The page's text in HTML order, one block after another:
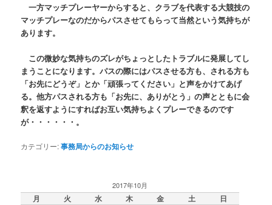
一方マッチプレーヤーからすると、クラブを代表する大競技の
マッチプレーなのだからパスさせてもらって当然という気持ちが
あります。
この微妙な気持ちのズレがちょっとしたトラブルに発展してし
まうことになります。パスの際にはパスさせる方も、される方も
「お先にどうぞ」とか「頑張ってください」と声をかけてあげ
る。他方パスされる方も「お先に、ありがとう」の声とともに会
釈を返すようにすればお互い気持ちよくプレーできるのです
が・・・・・・。
カテゴリー:事務局からのお知らせ
2017年10月
月 火 水 木 金 土
日